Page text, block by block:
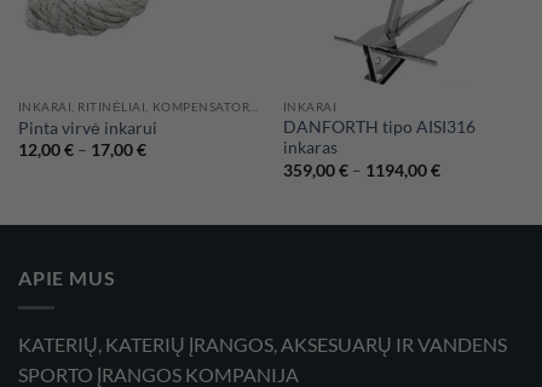
INKARAI, RITINĖLIAI, KOMPENSATORIAI
Pinta virvė inkarui
12,00€ – 17,00€Price
INKARAI
DANFORTH tipo AISI316
inkaras
359,00€ – 1194,00€Price
1194,00 €
APIE MUS
KATERIŲ, KATERIŲ ĮRANGOS, AKSESUARŲ IR VANDENS
SPORTO ĮRANGOS KOMPANIJA